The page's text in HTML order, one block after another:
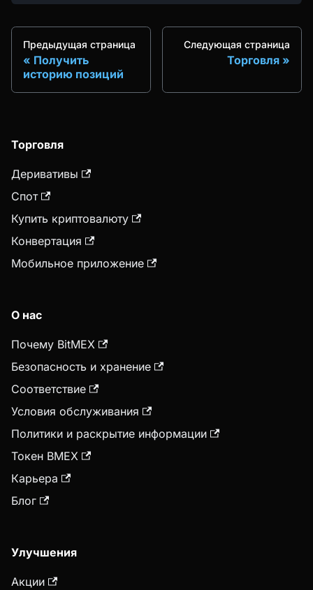
Предыдущая страница
Получить
историю позиций
Следующая страница
Торговля
Торговля
Деривативы
Спот
Купить криптовалюту
Конвертация
Мобильное приложение
О нас
Почему BitMEX
Безопасность и хранение
Соответствие
Условия обслуживания
Политики и раскрытие информации
Токен BMEX
Карьера
Блог
Улучшения
Акции